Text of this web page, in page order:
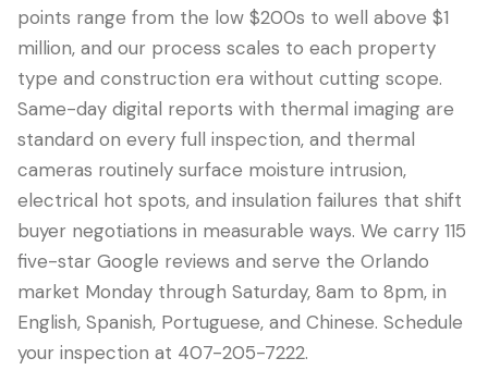
points range from the low $200s to well above $1
million, and our process scales to each property
type and construction era without cutting scope.
Same-day digital reports with thermal imaging are
standard on every full inspection, and thermal
cameras routinely surface moisture intrusion,
electrical hot spots, and insulation failures that shift
buyer negotiations in measurable ways. We carry 115
five-star Google reviews and serve the Orlando
market Monday through Saturday, 8am to 8pm, in
English, Spanish, Portuguese, and Chinese. Schedule
your inspection at 407-205-7222.